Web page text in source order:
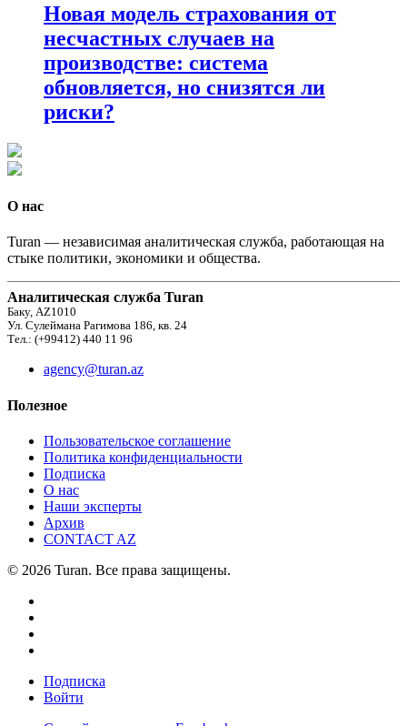
Новая модель страхования от
несчастных случаев на
производстве: система
обновляется, но снизятся ли
риски?
О нас
Turan — независимая аналитическая служба, работающая на
стыке политики, экономики и общества.
Аналитическая служба Turan
Баку, AZ1010
Ул. Сулеймана Рагимова 186, кв. 24
Тел.: (+99412) 440 11 96
agency@turan.az
Полезное
Пользовательское соглашение
Политика конфиденциальности
Подписка
О нас
Наши эксперты
Архив
CONTACT AZ
© 2026 Turan. Все права защищены.
Подписка
Войти